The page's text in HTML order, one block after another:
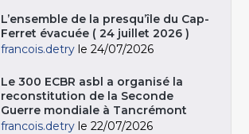
L’ensemble de la presqu’île du Cap-
Ferret évacuée ( 24 juillet 2026 )
francois.detry le 24/07/2026
Le 300 ECBR asbl a organisé la
reconstitution de la Seconde
Guerre mondiale à Tancrémont
francois.detry le 22/07/2026